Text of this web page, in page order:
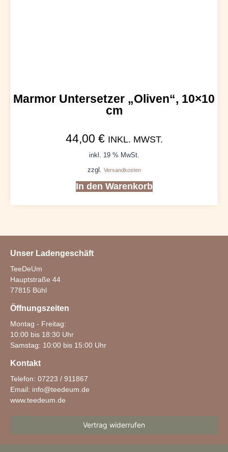
Marmor Untersetzer „Oliven“, 10×10
cm
44,00 € INKL. MWST.
inkl. 19 % MwSt.
zzgl. Versandkosten
In den Warenkorb
Unser Ladengeschäft
TeeDeUm
Hauptstraße 44
77815 Bühl
Öffnungszeiten
Montag - Freitag:
10:00 bis 18:30 Uhr
Samstag: 10:00 bis 15:00 Uhr
Kontakt
Telefon: 07223 / 911867
Email: info@teedeum.de
www.teedeum.de
Vertrag widerrufen